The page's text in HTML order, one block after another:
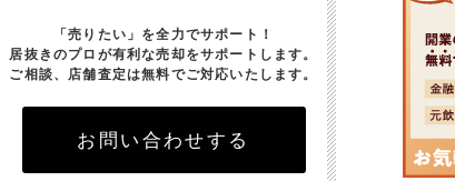
「売りたい」を全力でサポート！
居抜きのプロが有利な売却をサポートします。
ご相談、店舗査定は無料でご対応いたします。
お問い合わせする